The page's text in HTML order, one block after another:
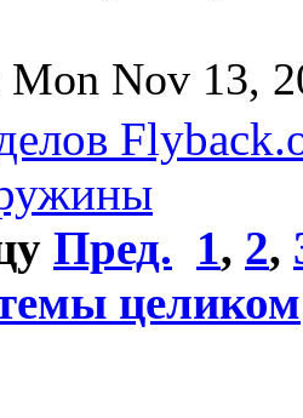
Nov 13,
Пред. 1, 2,
целиком